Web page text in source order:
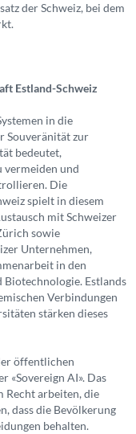
der Schweiz, bei dem
Estland-Schweiz
in die
Souveränität zur
bedeutet,
vermeiden und
Die
spielt in diesem
mit Schweizer
sowie
Unternehmen,
in den
Biotechnologie. Estlands
Verbindungen
stärken dieses
öffentlichen
«Sovereign AI». Das
Recht arbeiten, die
dass die Bevölkerung
behalten.